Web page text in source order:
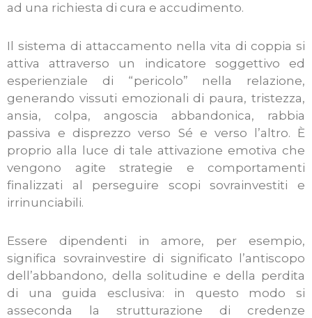
ad una richiesta di cura e accudimento.
Il sistema di attaccamento nella vita di coppia si
attiva attraverso un indicatore soggettivo ed
esperienziale di “pericolo” nella relazione,
generando vissuti emozionali di paura, tristezza,
ansia, colpa, angoscia abbandonica, rabbia
passiva e disprezzo verso Sé e verso l’altro. È
proprio alla luce di tale attivazione emotiva che
vengono agite strategie e comportamenti
finalizzati al perseguire scopi sovrainvestiti e
irrinunciabili.
Essere dipendenti in amore, per esempio,
significa sovrainvestire di significato l’antiscopo
dell’abbandono, della solitudine e della perdita
di una guida esclusiva: in questo modo si
asseconda la strutturazione di credenze